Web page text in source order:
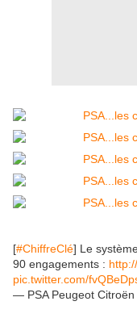
[#ChiffreClé] Le
90 engagements :
pic.twitter.com/
— PSA Peugeot Citroën